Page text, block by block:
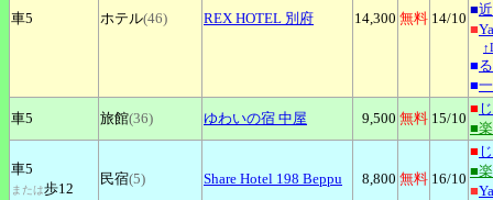
車5 ホテル(46) REX HOTEL 別府 14,300 無料 14/10
■
■
■
■
車5
旅館(36) ゆわいの宿 中屋 9,500 無料 15/10
■
■
車5
または歩12
民宿(5) Share Hotel 198 Beppu 8,800 無料 16/10
■
■
■